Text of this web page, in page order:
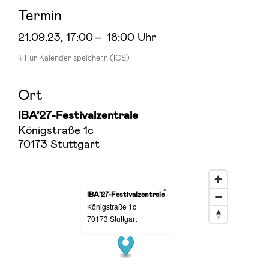
Termin
21.09.23, 17:00– 18:00 Uhr
Für Kalender speichern (ICS)
Ort
IBA’27-Festivalzentrale
Königstraße 1c
70173 Stuttgart
IBA’27-Festivalzentrale
Königstraße 1c
70173 Stuttgart
×